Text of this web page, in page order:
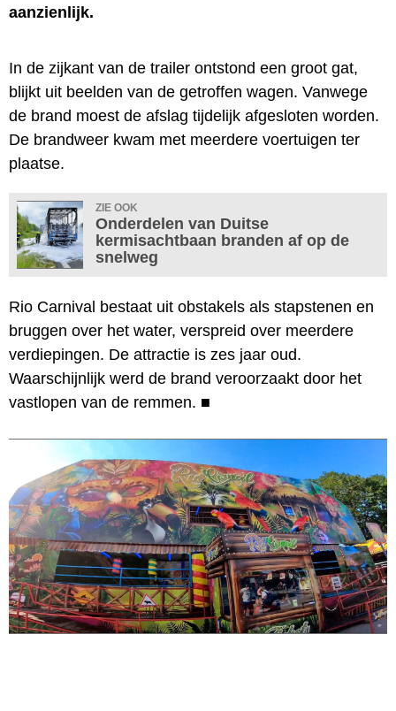
aanzienlijk.
In de zijkant van de trailer ontstond een groot gat,
blijkt uit beelden van de getroffen wagen. Vanwege
de brand moest de afslag tijdelijk afgesloten worden.
De brandweer kwam met meerdere voertuigen ter
plaatse.
ZIE OOK
Onderdelen van Duitse
kermisachtbaan branden af op de
snelweg
Rio Carnival bestaat uit obstakels als stapstenen en
bruggen over het water, verspreid over meerdere
verdiepingen. De attractie is zes jaar oud.
Waarschijnlijk werd de brand veroorzaakt door het
vastlopen van de remmen. ■